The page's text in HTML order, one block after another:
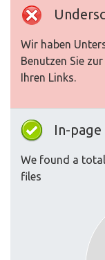
Wir haben
Benutzen Sie
Ihren Links.
In-page
We found a
files